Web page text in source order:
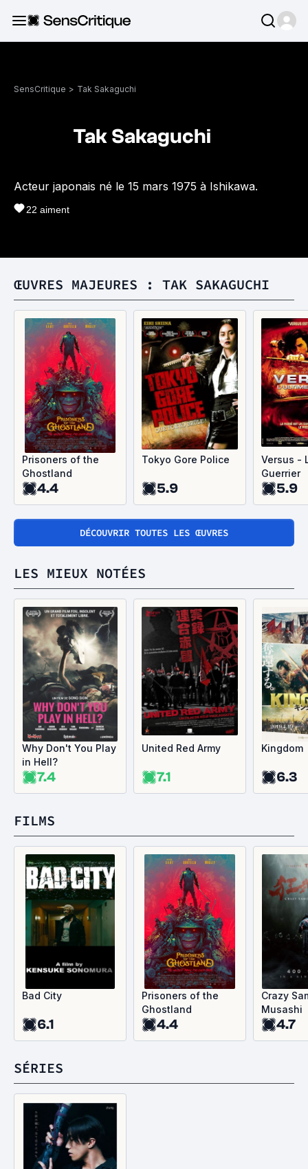
SensCritique > Tak Sakaguchi
Tak Sakaguchi
Acteur japonais né le 15 mars 1975 à Ishikawa.
22 aiment
ŒUVRES MAJEURES : TAK SAKAGUCHI
Prisoners of the
Ghostland
4.4
Tokyo Gore Police
5.9
Versus -
Guerrier
5.9
DÉCOUVRIR TOUTES LES ŒUVRES
LES MIEUX NOTÉES
Why Don't You Play
in Hell?
7.4
United Red Army
7.1
Kingdom
6.3
FILMS
Bad City
6.1
Prisoners of the
Ghostland
4.4
Crazy
Musashi
4.7
SÉRIES